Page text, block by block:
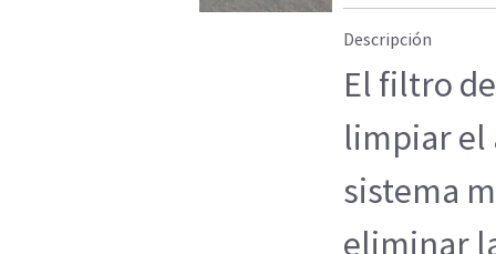
Descripción
El filtro
limpiar el
sistema
eliminar